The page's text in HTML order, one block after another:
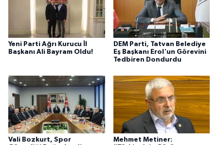
Yeni Parti Ağrı Kurucu İl
Başkanı Ali Bayram Oldu!
DEM Parti, Tatvan Belediye
Eş Başkanı Erol'un Görevini
Tedbiren Dondurdu
Vali Bozkurt, Spor
Mehmet Metiner: